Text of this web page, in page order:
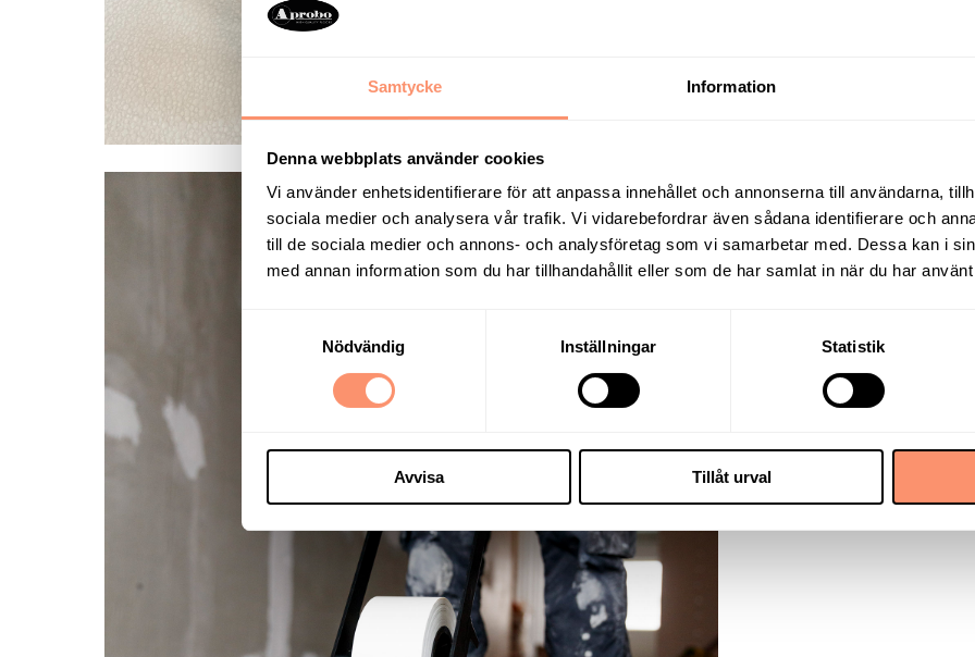
Samtycke Information
Denna webbplats använder cookies
Vi använder enhetsidentifierare för att anpassa innehållet och annonserna till användarna,
sociala medier och analysera vår trafik. Vi vidarebefordrar även sådana identifierare och
till de sociala medier och annons- och analysföretag som vi samarbetar med. Dessa kan i
med annan information som du har tillhandahållit eller som de har samlat in när du har
Nödvändig
Inställningar Statistik
Avvisa Tillåt urval